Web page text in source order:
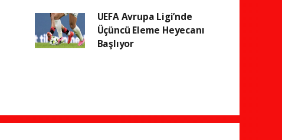
UEFA Avrupa Ligi’nde
Üçüncü Eleme Heyecanı
Başlıyor